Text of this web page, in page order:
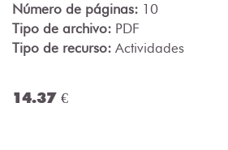
Número de páginas: 10
Tipo de archivo: PDF
Tipo de recurso: Actividades
14.37 €